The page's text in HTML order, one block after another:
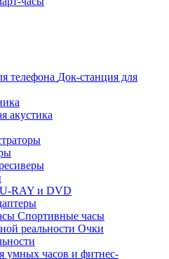
Док-станция для
акустика
RAY и DVD
Спортивные часы
Очки